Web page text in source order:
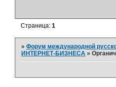
Страница:1
»Форум международной
ИНТЕРНЕТ-БИЗНЕСА »